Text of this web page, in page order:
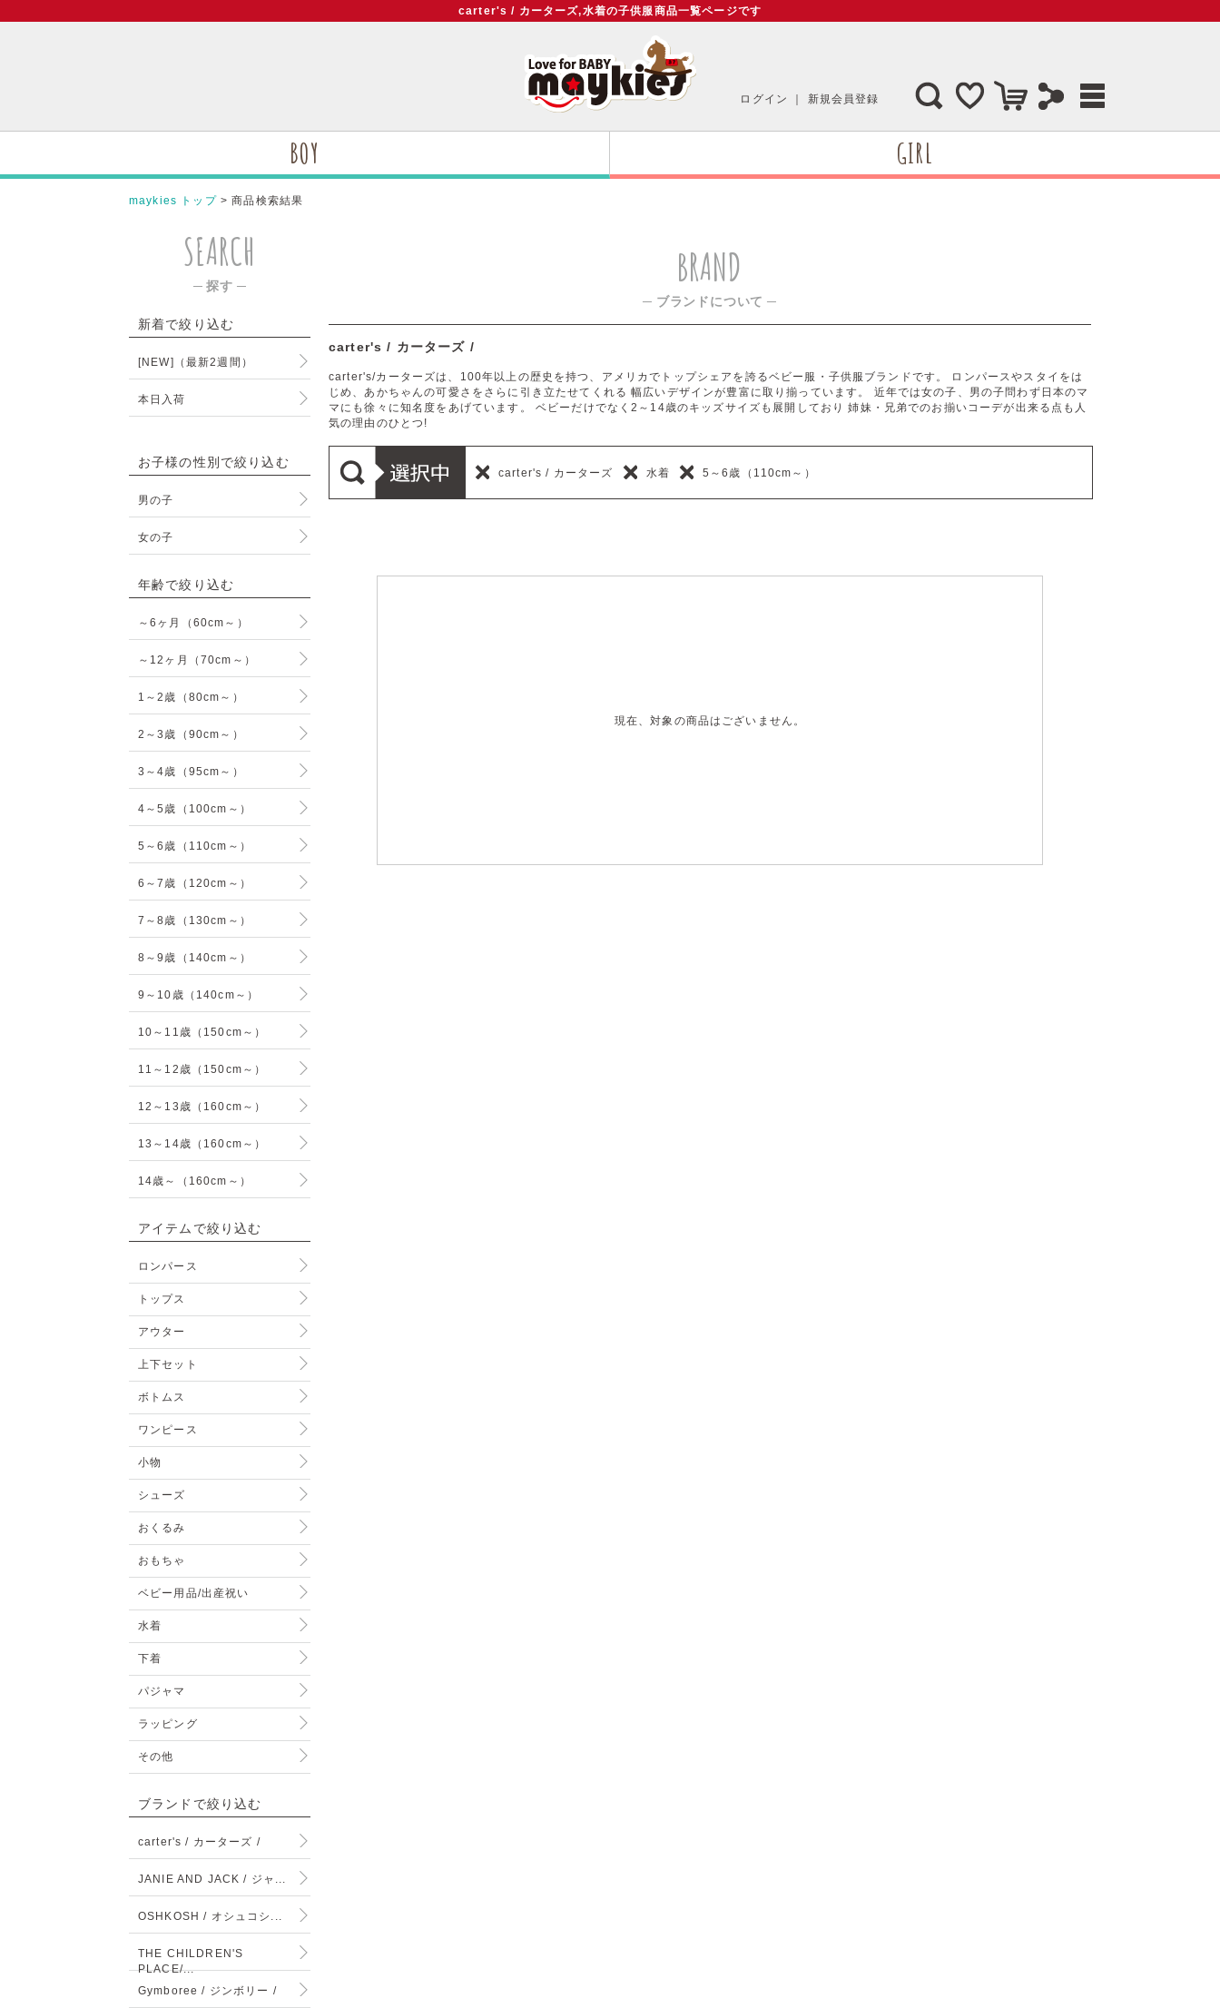
carter's / カーターズ,水着の子供服商品一覧ページです
ログイン ｜ 新規会員登録
BOY GIRL
maykies トップ> 商品検索結果
SEARCH
─ 探す ─
新着で絞り込む
[NEW]（最新2週間）
本日入荷
お子様の性別で絞り込む
男の子
女の子
年齢で絞り込む
～6ヶ月（60cm～）
～12ヶ月（70cm～）
1～2歳（80cm～）
2～3歳（90cm～）
3～4歳（95cm～）
4～5歳（100cm～）
5～6歳（110cm～）
6～7歳（120cm～）
7～8歳（130cm～）
8～9歳（140cm～）
9～10歳（140cm～）
10～11歳（150cm～）
11～12歳（150cm～）
12～13歳（160cm～）
13～14歳（160cm～）
14歳～（160cm～）
アイテムで絞り込む
ロンパース
トップス
アウター
上下セット
ボトムス
ワンピース
小物
シューズ
おくるみ
おもちゃ
ベビー用品/出産祝い
水着
下着
パジャマ
ラッピング
その他
ブランドで絞り込む
carter's / カーターズ /
JANIE AND JACK / ジャ...
OSHKOSH / オシュコシ...
THE CHILDREN'S
PLACE/...
Gymboree / ジンボリー /
BRAND
─ ブランドについて ─
carter's / カーターズ /
carter's/カーターズは、100年以上の歴史を持つ、アメリカでトップシェアを誇るベビー服・子供服ブランドです。 ロンパースやスタイをは
じめ、あかちゃんの可愛さをさらに引き立たせてくれる 幅広いデザインが豊富に取り揃っています。 近年では女の子、男の子問わず日本のマ
マにも徐々に知名度をあげています。 ベビーだけでなく2～14歳のキッズサイズも展開しており 姉妹・兄弟でのお揃いコーデが出来る点も人
気の理由のひとつ!
carter's / カーターズ 水着 5～6歳（110cm～）
現在、対象の商品はございません。